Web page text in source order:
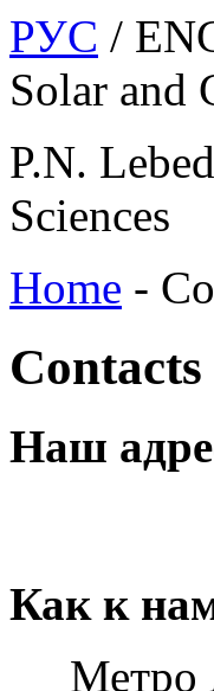
РУС /
Solar and
P.N.
Sciences
Home -
Contacts
Наш
Как к
Метро